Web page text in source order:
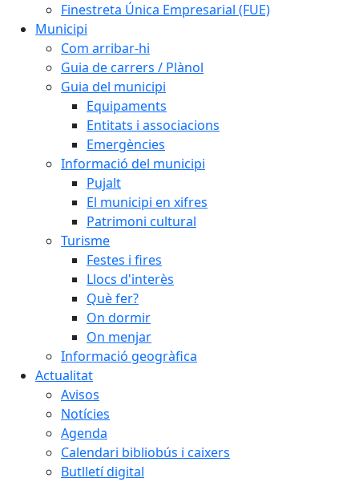
Finestreta Única Empresarial (FUE)
Municipi
Com arribar-hi
Guia de carrers / Plànol
Guia del municipi
Equipaments
Entitats i associacions
Emergències
Informació del municipi
Pujalt
El municipi en xifres
Patrimoni cultural
Turisme
Festes i fires
Llocs d'interès
Què fer?
On dormir
On menjar
Informació geogràfica
Actualitat
Avisos
Notícies
Agenda
Calendari bibliobús i caixers
Butlletí digital